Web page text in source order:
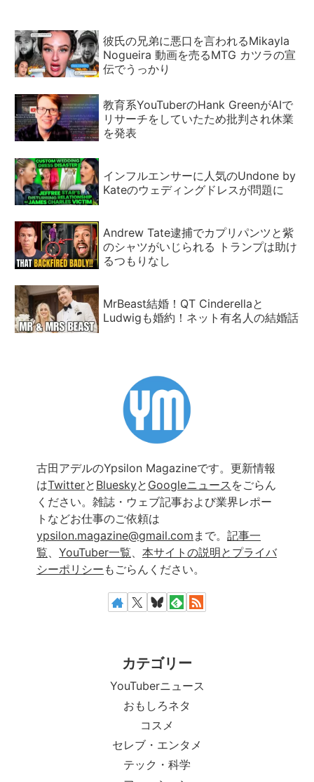
彼氏の兄弟に悪口を言われるMikayla
Nogueira 動画を売るMTG カツラの宣
伝でうっかり
教育系YouTuberのHank GreenがAIで
リサーチをしていたため批判され休業
を発表
インフルエンサーに人気のUndone by
Kateのウェディングドレスが問題に
Andrew Tate逮捕でカプリパンツと紫
のシャツがいじられる トランプは助け
るつもりなし
MrBeast結婚！QT Cinderellaと
Ludwigも婚約！ネット有名人の結婚話
古田アデルのYpsilon Magazineです。更新情報
はTwitterと Blueskyと Googleニュース をごらん
ください。雑誌・ウェブ記事および業界レポー
トなどお仕事のご依頼は
ypsilon.magazine@gmail.com まで。 記事一
覧、 YouTuber一覧、 本サイトの説明とプライバ
シーポリシー もごらんください。
カテゴリー
YouTuberニュース
おもしろネタ
コスメ
セレブ・エンタメ
テック・科学